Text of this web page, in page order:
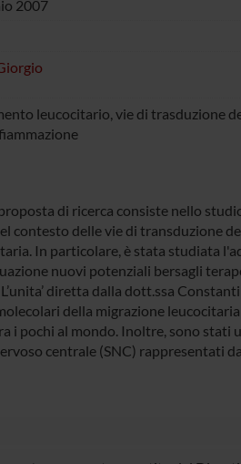
2007
leucocitario, vie di trasduzione
di ricerca consiste nello
contesto delle vie di transduzione
In particolare, è stata studiata
nuovi potenziali bersagli
diretta dalla dott.ssa
della migrazione
i pochi al mondo. Inoltre, sono
centrale (SNC) rappresentati